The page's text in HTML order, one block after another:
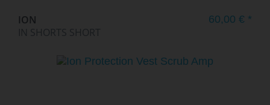
ION
IN SHORTS SHORT
60,00 € *